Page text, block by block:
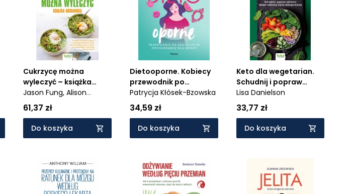
Cukrzycę można
wyleczyć – książka
kucharska. Przepisy na
pyszne, zdrowe i
niskowęglowodanowe
dania, które kontrolują
poziom insuliny oraz
typu 2
Jason Fung,Alison
Maclean
61,37 zł
Do koszyka
Dietooporne. Kobiecy
przewodnik po
skutecznym
odchudzaniu
Patrycja Kłósek-Bzowska
34,59 zł
Do koszyka
Keto dla wegetarian.
Schudnij i popraw
zdrowie dzięki roślinnej
diecie ketogenicznej
Lisa Danielson
33,77 zł
Do koszyka